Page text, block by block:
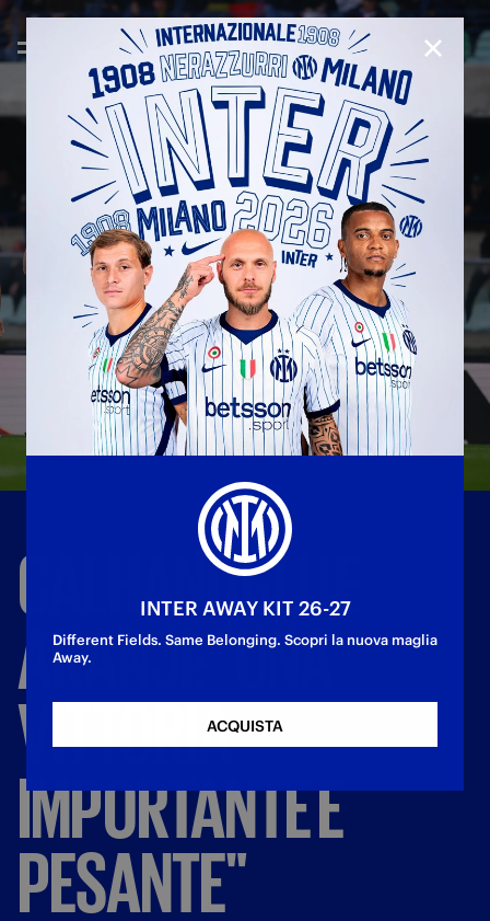
CALHANOGLUE
AKANJI:"UNA
VITTORIA
IMPORTANTEE
PESANTE"
INTER AWAY KIT 26-27
Different Fields. Same Belonging. Scopri la nuova maglia
Away.
ACQUISTA